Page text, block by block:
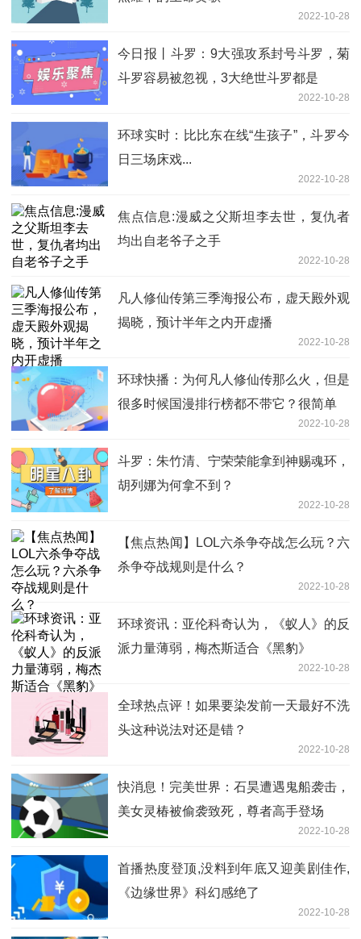
2022-10-28
今日报丨斗罗：9大强攻系封号斗罗，菊
斗罗容易被忽视，3大绝世斗罗都是
2022-10-28
环球实时：比比东在线“生孩子”，斗罗今
日三场床戏...
2022-10-28
焦点信息:漫威之父斯坦李去世，复仇者
均出自老爷子之手
2022-10-28
凡人修仙传第三季海报公布，虚天殿外观
揭晓，预计半年之内开虚播
2022-10-28
环球快播：为何凡人修仙传那么火，但是
很多时候国漫排行榜都不带它？很简单
2022-10-28
斗罗：朱竹清、宁荣荣能拿到神赐魂环，
胡列娜为何拿不到？
2022-10-28
【焦点热闻】LOL六杀争夺战怎么玩？六
杀争夺战规则是什么？
2022-10-28
环球资讯：亚伦科奇认为，《蚁人》的反
派力量薄弱，梅杰斯适合《黑豹》
2022-10-28
全球热点评！如果要染发前一天最好不洗
头这种说法对还是错？
2022-10-28
快消息！完美世界：石昊遭遇鬼船袭击，
美女灵椿被偷袭致死，尊者高手登场
2022-10-28
首播热度登顶,没料到年底又迎美剧佳作,
《边缘世界》科幻感绝了
2022-10-28